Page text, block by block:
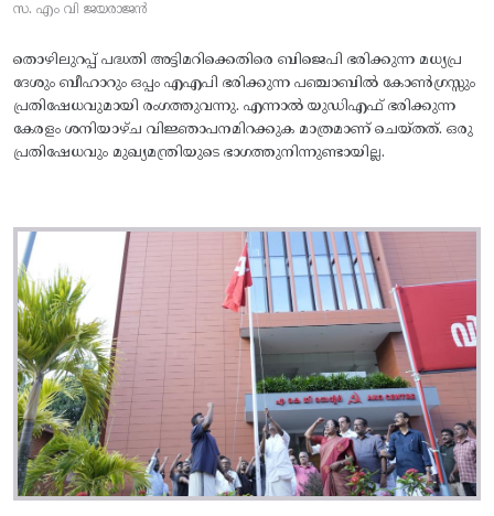
സ. എം വി ജയരാജൻ
തൊഴിലുറപ്പ് പദ്ധതി അട്ടിമറിക്കെതിരെ ബിജെപി ഭരിക്കുന്ന മധ്യപ്ര
ദേശും ബീഹാറും ഒപ്പം എഎപി ഭരിക്കുന്ന പഞ്ചാബിൽ കോൺഗ്രസ്സും
പ്രതിഷേധവുമായി രംഗത്തുവന്നു. എന്നാൽ യുഡിഎഫ് ഭരിക്കുന്ന
കേരളം ശനിയാഴ്ച വിജ്ഞാപനമിറക്കുക മാത്രമാണ് ചെയ്തത്. ഒരു
പ്രതിഷേധവും മുഖ്യമന്ത്രിയുടെ ഭാഗത്തുനിന്നുണ്ടായില്ല.